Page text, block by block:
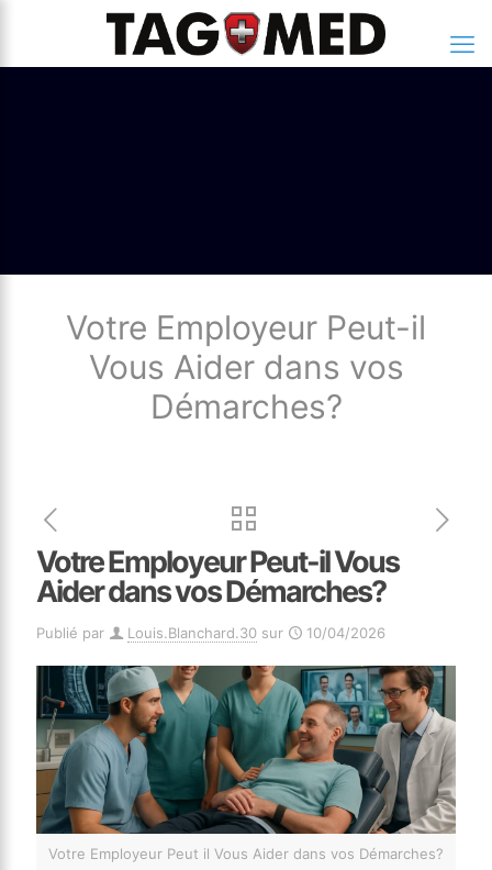
Votre Employeur Peut-il
Vous Aider dans vos
Démarches?
Votre Employeur Peut-il Vous
Aider dans vos Démarches?
Publié par Louis.Blanchard.30 sur 10/04/2026
Votre Employeur Peut il Vous Aider dans vos Démarches?